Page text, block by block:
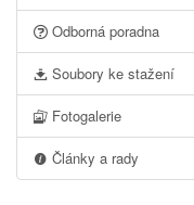
Odborná poradna
Soubory ke stažení
Fotogalerie
Články a rady